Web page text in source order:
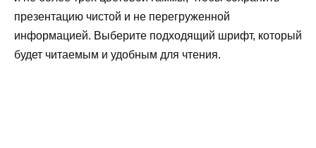
презентацию чистой и не перегруженной
информацией. Выберите подходящий шрифт, который
будет читаемым и удобным для чтения.